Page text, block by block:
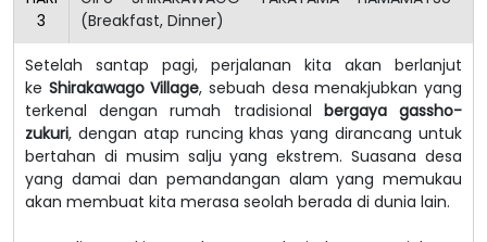
3
(Breakfast, Dinner)
Setelah santap pagi, perjalanan kita akan berlanjut
ke Shirakawago Village, sebuah desa menakjubkan yang
terkenal dengan rumah tradisional bergaya gassho-
zukuri, dengan atap runcing khas yang dirancang untuk
bertahan di musim salju yang ekstrem. Suasana desa
yang damai dan pemandangan alam yang memukau
akan membuat kita merasa seolah berada di dunia lain.